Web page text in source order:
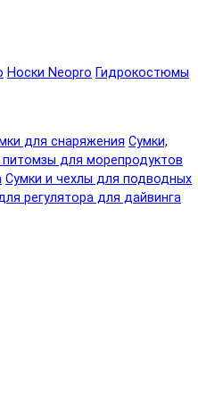
Носки Neopro Гидрокостюмы
для снаряжения Сумки,
питомзы для морепродуктов
Сумки и чехлы для подводных
регулятора для дайвинга